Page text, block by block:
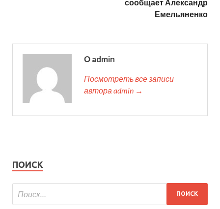
сообщает Александр
Емельяненко
О admin
Посмотреть все записи
автора admin →
ПОИСК